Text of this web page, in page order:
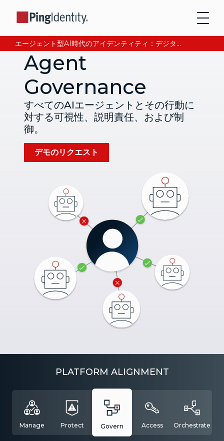
エージェント型AI時代のアイデンティティ：デジタル信頼の獲得と検証について、CEOアンドレ・デュランが語る。今すぐ読む。
Agent
Governance
すべてのAIエージェントとその行動に
対する可視性、説明責任、および制
御。
デモのリクエスト
PLATFORM ALIGNMENT
Manage Protect Govern Access Orchestrate